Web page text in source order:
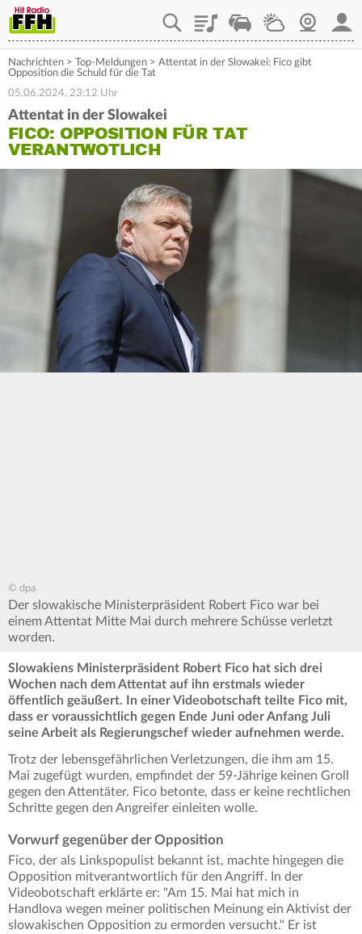
PlaylistStaupilotWetterWebcam
Nachrichten > Top-Meldungen > Attentat in der Slowakei: Fico gibt
Opposition die Schuld für die Tat
05.06.2024, 23:12 Uhr
Attentat in der Slowakei
FICO: OPPOSITION FÜR TAT
VERANTWOTLICH
© dpa
Der slowakische Ministerpräsident Robert Fico war bei
einem Attentat Mitte Mai durch mehrere Schüsse verletzt
worden.
Slowakiens Ministerpräsident Robert Fico hat sich drei
Wochen nach dem Attentat auf ihn erstmals wieder
öffentlich geäußert. In einer Videobotschaft teilte Fico mit,
dass er voraussichtlich gegen Ende Juni oder Anfang Juli
seine Arbeit als Regierungschef wieder aufnehmen werde.
Trotz der lebensgefährlichen Verletzungen, die ihm am 15.
Mai zugefügt wurden, empfindet der 59-Jährige keinen Groll
gegen den Attentäter. Fico betonte, dass er keine rechtlichen
Schritte gegen den Angreifer einleiten wolle.
Vorwurf gegenüber der Opposition
Fico, der als Linkspopulist bekannt ist, machte hingegen die
Opposition mitverantwortlich für den Angriff. In der
Videobotschaft erklärte er: "Am 15. Mai hat mich in
Handlova wegen meiner politischen Meinung ein Aktivist der
slowakischen Opposition zu ermorden versucht." Er ist